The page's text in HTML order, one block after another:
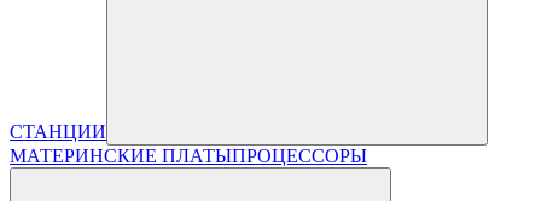
СТАНЦИИ
МАТЕРИНСКИЕ ПЛАТЫПРОЦЕССОРЫ